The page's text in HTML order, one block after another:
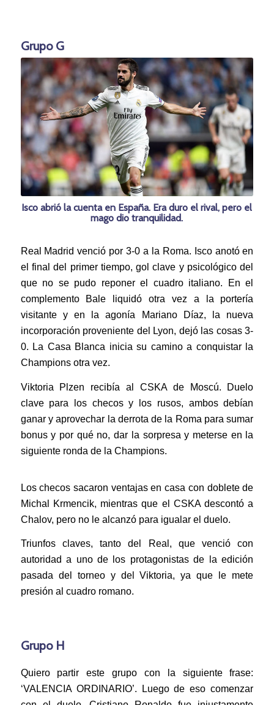
Grupo G
Isco abrió la cuenta en España. Era duro el rival, pero el
mago dio tranquilidad.
Real Madrid venció por 3-0 a la Roma. Isco anotó en
el final del primer tiempo, gol clave y psicológico del
que no se pudo reponer el cuadro italiano. En el
complemento Bale liquidó otra vez a la portería
visitante y en la agonía Mariano Díaz, la nueva
incorporación proveniente del Lyon, dejó las cosas 3-
0. La Casa Blanca inicia su camino a conquistar la
Champions otra vez.
Viktoria Plzen recibía al CSKA de Moscú. Duelo
clave para los checos y los rusos, ambos debían
ganar y aprovechar la derrota de la Roma para sumar
bonus y por qué no, dar la sorpresa y meterse en la
siguiente ronda de la Champions.
Los checos sacaron ventajas en casa con doblete de
Michal Krmencik, mientras que el CSKA descontó a
Chalov, pero no le alcanzó para igualar el duelo.
Triunfos claves, tanto del Real, que venció con
autoridad a uno de los protagonistas de la edición
pasada del torneo y del Viktoria, ya que le mete
presión al cuadro romano.
Grupo H
Quiero partir este grupo con la siguiente frase:
‘VALENCIA ORDINARIO’. Luego de eso comenzar